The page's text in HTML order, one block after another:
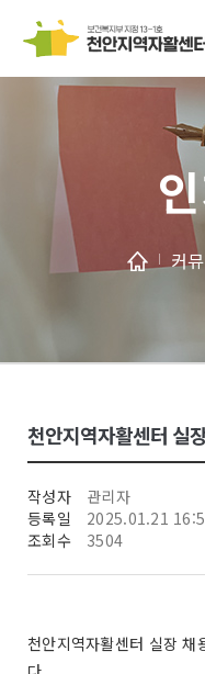
커
천안지역자활센터 실
작성자
관리자
등록일
2025.01.21
조회수
3504
천안지역자활센터 실장 채